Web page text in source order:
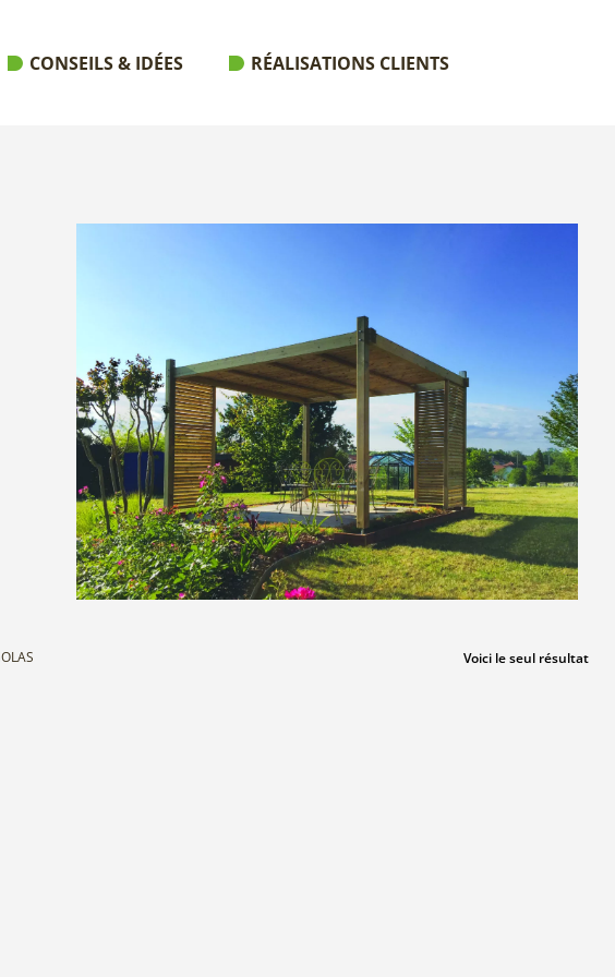
CONSEILS & IDÉES RÉALISATIONS CLIENTS
Voici le seul résultat